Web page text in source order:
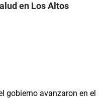
en Los Altos